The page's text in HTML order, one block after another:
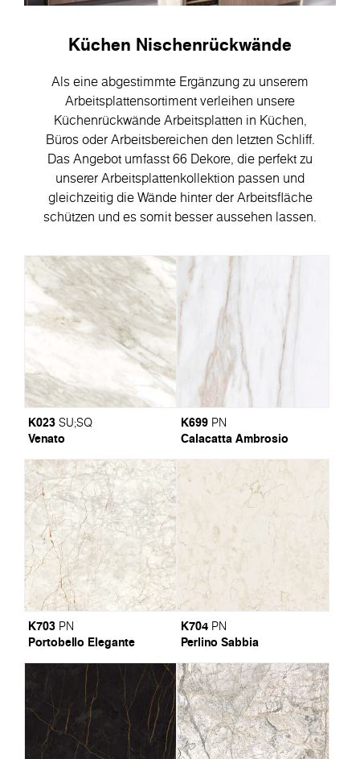
Küchen Nischenrückwände
Als eine abgestimmte Ergänzung zu unserem
Arbeitsplattensortiment verleihen unsere
Küchenrückwände Arbeitsplatten in Küchen,
Büros oder Arbeitsbereichen den letzten Schliff.
Das Angebot umfasst 66 Dekore, die perfekt zu
unserer Arbeitsplattenkollektion passen und
gleichzeitig die Wände hinter der Arbeitsfläche
schützen und es somit besser aussehen lassen.
K023 SU;SQ
Venato
K699 PN
Calacatta Ambrosio
K703 PN
Portobello Elegante
K704 PN
Perlino Sabbia